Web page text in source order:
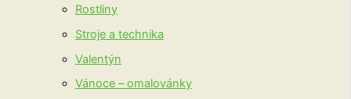
Rostliny
Stroje a technika
Valentýn
Vánoce – omalovánky